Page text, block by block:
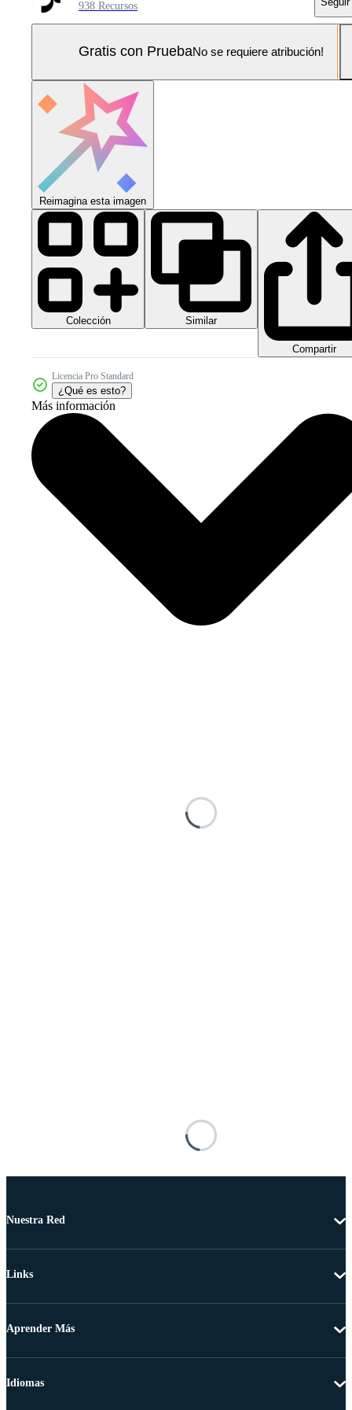
938 Recursos
Gratis con PruebaNo se requiere atribución!
Reimagina esta imagen
Colección Similar
Compartir
Licencia Pro Standard
¿Qué es esto?
Más información
Nuestra Red
Links
Aprender Más
Idiomas